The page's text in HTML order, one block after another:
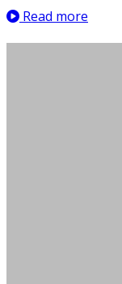
Read more